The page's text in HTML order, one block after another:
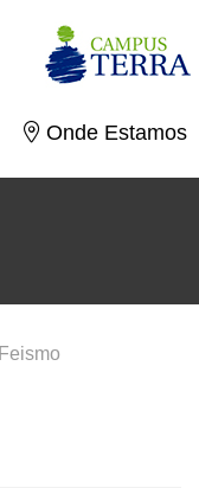
Onde Estamos
Feismo